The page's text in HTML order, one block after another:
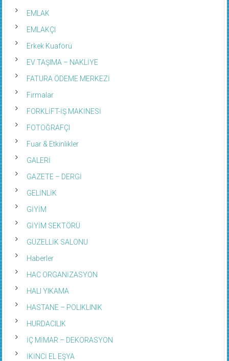
EMLAK
EMLAKÇI
Erkek Kuaförü
EV TAŞIMA – NAKLİYE
FATURA ÖDEME MERKEZİ
Firmalar
FORKLİFT-İŞ MAKİNESİ
FOTOĞRAFÇI
Fuar & Etkinlikler
GALERİ
GAZETE – DERGİ
GELİNLİK
GİYİM
GİYİM SEKTÖRÜ
GÜZELLİK SALONU
Haberler
HAC ORGANİZASYON
HALI YIKAMA
HASTANE – POLIKLINIK
HURDACILIK
İÇ MİMAR – DEKORASYON
İKİNCİ EL EŞYA